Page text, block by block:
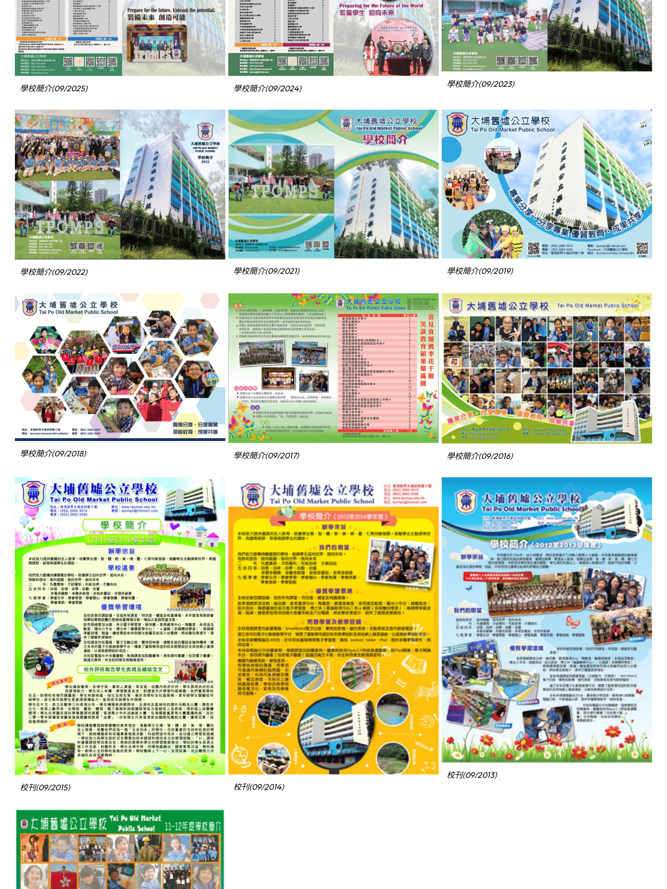
學校簡介(09/2025) 學校簡介(09/2024) 學校簡介(09/2023)
學校簡介(09/2022) 學校簡介(09/2021) 學校簡介(09/2019)
學校簡介(09/2018) 學校簡介(09/2017) 學校簡介(09/2016)
校刊(09/2015) 校刊(09/2014)
校刊(09/2013)